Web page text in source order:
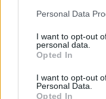
Please note that this
not limited to your visit
grant or deny consent
use your data for
consent section.
Personal Data
I want to opt-out
personal data.
Opted In
I want to opt-out
Personal Data.
Opted In